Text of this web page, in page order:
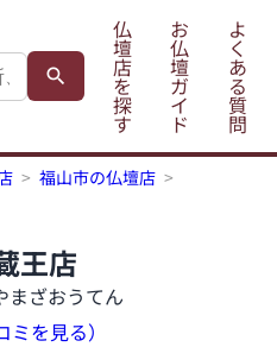
仏
壇
店
を
探
す
お
仏
壇
ガ
イ
ド
よ
く
あ
る
質
問
福山市の仏壇店
王店
まざおうてん
ミを見る）